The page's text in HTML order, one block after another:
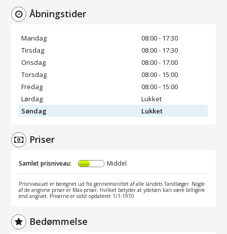
Åbningstider
Mandag
08:00 - 17:30
Tirsdag
08:00 - 17:30
Onsdag
08:00 - 17:00
Torsdag
08:00 - 15:00
Fredag
08:00 - 15:00
Lørdag
Lukket
Søndag
Lukket
Priser
Samlet prisniveau: Middel
Prisniveauet er beregnet ud fra gennemsnittet af alle landets Tandlæger. Nogle
af de angivne priser er Max-priser, hvilket betyder at ydelsen kan være billigere
end angivet. Priserne er sidst opdateret 1/1-1970
Bedømmelse